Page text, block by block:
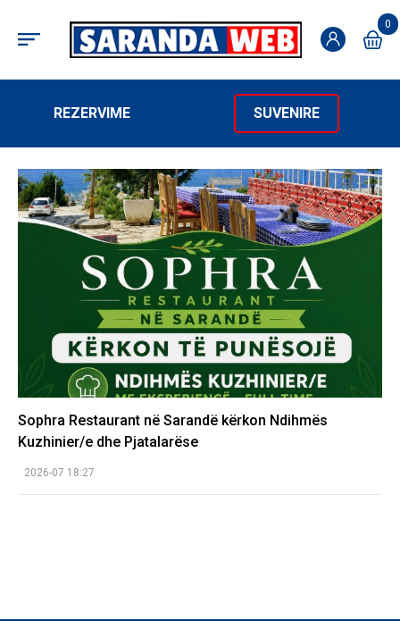
0
REZERVIME SUVENIRE
Sophra Restaurant në Sarandë kërkon Ndihmës
Kuzhinier/e dhe Pjatalarëse
2026-07 18:27